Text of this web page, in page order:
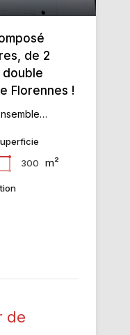
de 2
Florennes !
300
m²
de